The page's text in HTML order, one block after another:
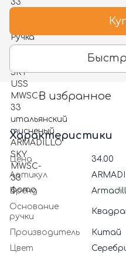
В избранное
Характеристики
Цена
34.00
Артикул
Бренд
Основание
ручки
Производитель
Китай
Цвет